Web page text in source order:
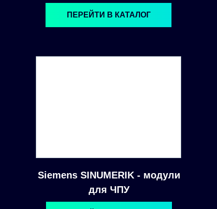
Siemens SINUMERIK - модули
для ЧПУ
ПЕРЕЙТИ В КАТАЛОГ